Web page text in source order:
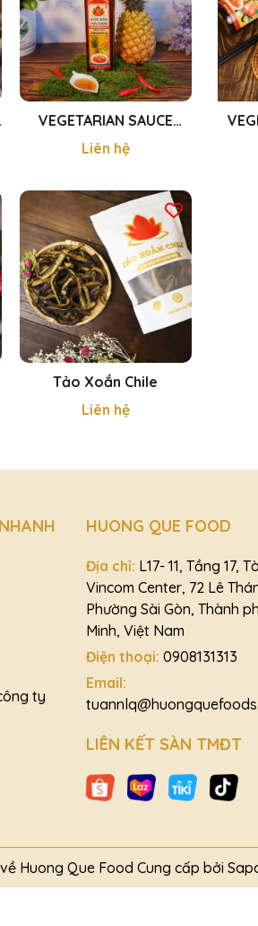
VEGETARIAN SAUCE
MADE FROM PINEAPPLE -
NƯỚC MẮM TRÁI THƠM
Liên hệ
Tảo Xoắn Chile
Liên hệ
ty
HUONG QUE FOOD
Địa chỉ: L17- 11, Tầng 17,
Vincom Center, 72 Lê
Phường Sài Gòn, Thành
Minh, Việt Nam
Điện thoại: 0908131313
Email:
LIÊN KẾT SÀN TMĐT
Huong Que Food Cung cấp bởi